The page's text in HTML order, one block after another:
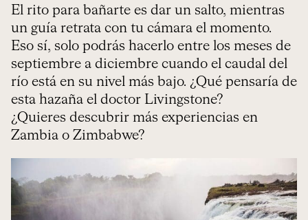
El rito para bañarte es dar un salto, mientras
un guía retrata con tu cámara el momento.
Eso sí, solo podrás hacerlo entre los meses de
septiembre a diciembre cuando el caudal del
río está en su nivel más bajo. ¿Qué pensaría de
esta hazaña el doctor Livingstone?
¿Quieres descubrir más experiencias en
Zambia o Zimbabwe?